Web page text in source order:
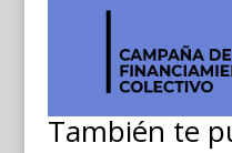
También te